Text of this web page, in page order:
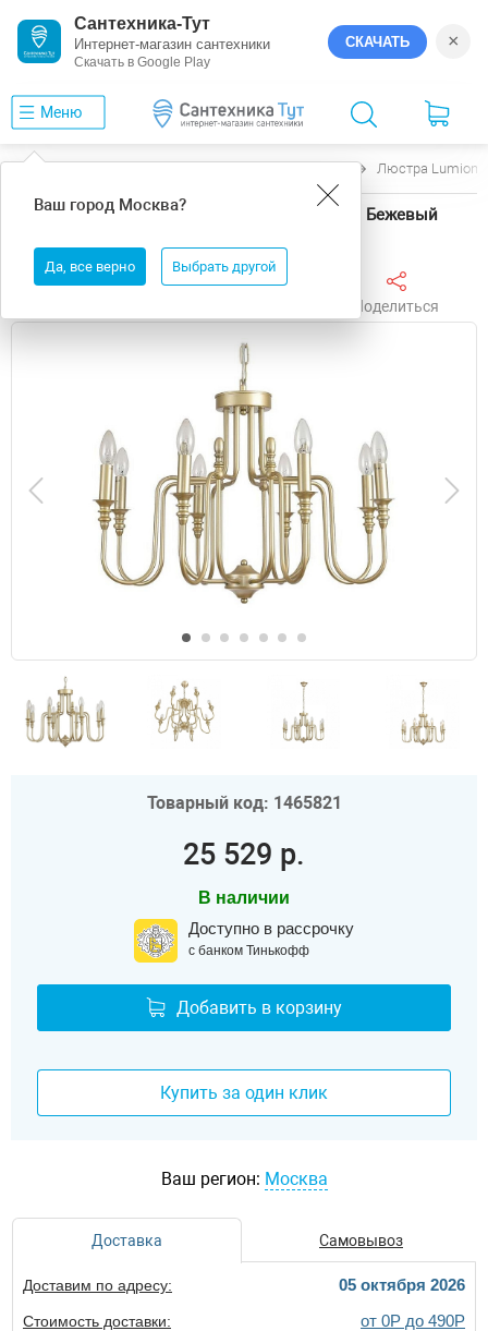
Сантехника-Тут
Интернет-магазин сантехники
Скачать в Google Play
СКАЧАТЬ ×
Меню
Ваш город Москва?
Да, все верно Выбрать другой
Люстра Lumion
Люстра Lumion SUANA 8318/8 цвет арматуры Бежевый
Поделиться
Товарный код: 1465821
25 529 р.
В наличии
Доступно в рассрочку
с банком Тинькофф
Добавить в корзину
Купить за один клик
Ваш регион: Москва
Доставка Самовывоз
Доставим по адресу: 05 октября 2026
Стоимость доставки: от 0Р до 490Р